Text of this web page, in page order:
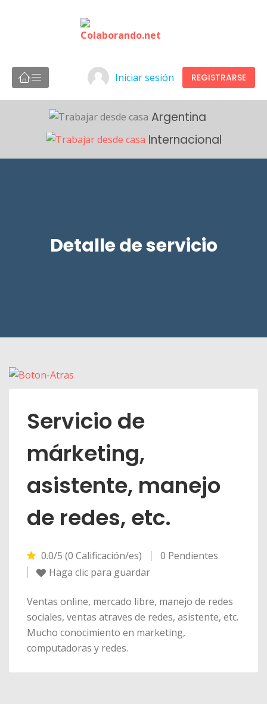
Iniciar sesión REGISTRARSE
Argentina
Internacional
Detalle de servicio
Servicio de
márketing,
asistente, manejo
de redes, etc.
0.0/5 (0 Calificación/es)
0 Pendientes
Haga clic para guardar
Ventas online, mercado libre, manejo de redes
sociales, ventas atraves de redes, asistente, etc.
Mucho conocimiento en marketing,
computadoras y redes.